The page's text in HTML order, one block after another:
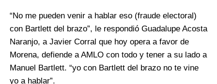
“No me pueden venir a hablar eso (fraude electoral)
con Bartlett del brazo”, le respondió Guadalupe Acosta
Naranjo, a Javier Corral que hoy opera a favor de
Morena, defiende a AMLO con todo y tener a su lado a
Manuel Bartlett. “yo con Bartlett del brazo no te vine
yo a hablar”.